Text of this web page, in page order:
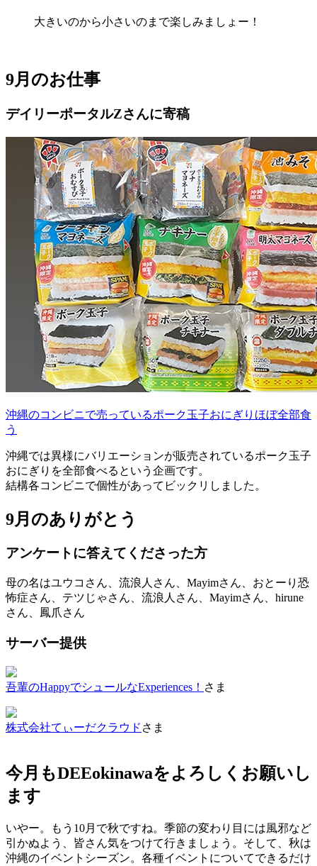
大きいのから小さいのまで楽しみましょー！
9月のお仕事
デイリーポータルZさんに寄稿
沖縄のコンビニで売っているポーク玉子おにぎりほぼ全部食
う
沖縄では異様にバリエーションが販売されているポーク玉子
おにぎりを全部食べるという企画です。
結構各コンビニで個性があってビックリしました。
9月のありがとう
アンケートに答えてくださった方
母の名はユウコさん、流浪人さん、Mayimさん、おとーり恐
怖症さん、テツじゃさん、流浪人さん、Mayimさん、hirune
さん、鳳爪さん
サーバー提供
吾輩のHappyでシュールなExperiences！ さま
株式会社てぃーだクラウド さま
今月もDEEokinawaをよろしくお願いし
ます
いやー。もう10月で秋ですね。季節の変わり目には風邪など
引かぬよう、皆さん気をつけて行きましょう。そして、秋は
沖縄のイベントシーズン。各種イベントについてできるだけ